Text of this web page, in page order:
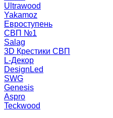
Ultrawood
Yakamoz
Евроступень
СВП №1
Salag
3D Крестики СВП
L-Декор
DesignLed
SWG
Genesis
Aspro
Teckwood